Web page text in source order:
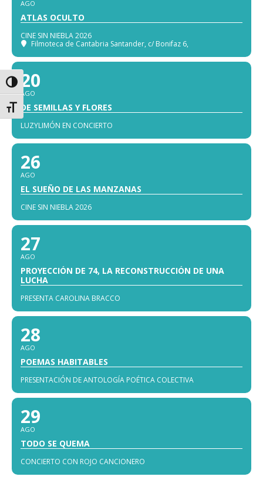
Alternar alto contraste
Alternar tamaño de letra
AGO
ATLAS OCULTO
CINE SIN NIEBLA 2026
Filmoteca de Cantabria Santander, c/ Bonifaz 6,
20
AGO
DE SEMILLAS Y FLORES
LUZYLIMÓN EN CONCIERTO
26
AGO
EL SUEÑO DE LAS MANZANAS
CINE SIN NIEBLA 2026
27
AGO
PROYECCIÓN DE 74, LA RECONSTRUCCIÓN DE UNA
LUCHA
PRESENTA CAROLINA BRACCO
28
AGO
POEMAS HABITABLES
PRESENTACIÓN DE ANTOLOGÍA POÉTICA COLECTIVA
29
AGO
TODO SE QUEMA
CONCIERTO CON ROJO CANCIONERO